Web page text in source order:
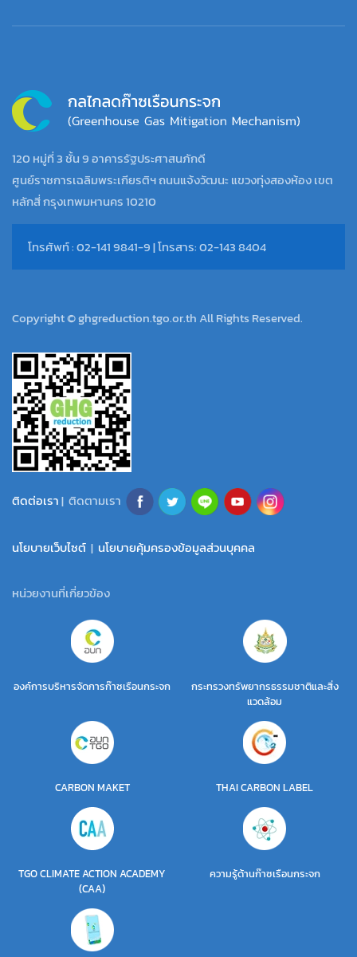
120 หมู่ที่ 3 ชั้น 9 อาคารรัฐประศาสนภักดี
ศูนย์ราชการเฉลิมพระเกียรติฯ ถนนแจ้งวัฒนะ แขวงทุ่งสองห้อง เขต
หลักสี่ กรุงเทพมหานคร 10210
โทรศัพท์ : 02-141 9841-9 | โทรสาร: 02-143 8404
Copyright © ghgreduction.tgo.or.th All Rights Reserved.
ติดต่อเรา| ติดตามเรา
นโยบายเว็บไซต์ | นโยบายคุ้มครองข้อมูลส่วนบุคคล
หน่วยงานที่เกี่ยวข้อง
องค์การบริหารจัดการก๊าซเรือนกระจก
กระทรวงทรัพยากรธรรมชาติและสิ่ง
แวดล้อม
CARBON MAKET THAI CARBON LABEL
TGO CLIMATE ACTION ACADEMY
(CAA)
ความรู้ด้านก๊าซเรือนกระจก